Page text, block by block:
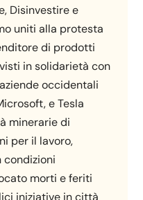
Disinvestire e
uniti alla protesta
di prodotti
in solidarietà con
occidentali
e Tesla
minerarie di
per il lavoro,
condizioni
morti e feriti
iniziative in città